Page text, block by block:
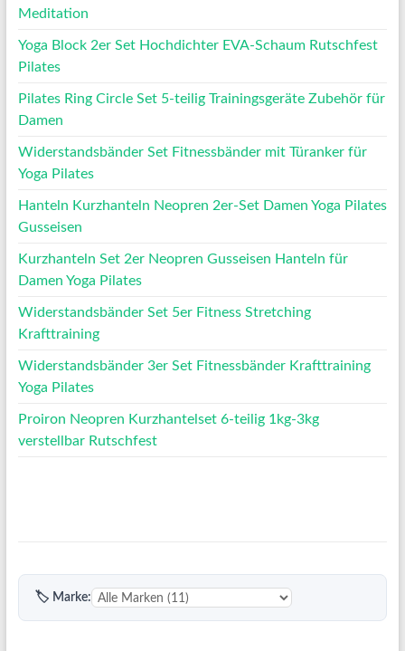
Meditation
Yoga Block 2er Set Hochdichter EVA-Schaum Rutschfest
Pilates
Pilates Ring Circle Set 5-teilig Trainingsgeräte Zubehör für
Damen
Widerstandsbänder Set Fitnessbänder mit Türanker für
Yoga Pilates
Hanteln Kurzhanteln Neopren 2er-Set Damen Yoga Pilates
Gusseisen
Kurzhanteln Set 2er Neopren Gusseisen Hanteln für
Damen Yoga Pilates
Widerstandsbänder Set 5er Fitness Stretching
Krafttraining
Widerstandsbänder 3er Set Fitnessbänder Krafttraining
Yoga Pilates
Proiron Neopren Kurzhantelset 6-teilig 1kg-3kg
verstellbar Rutschfest
🏷 Marke: